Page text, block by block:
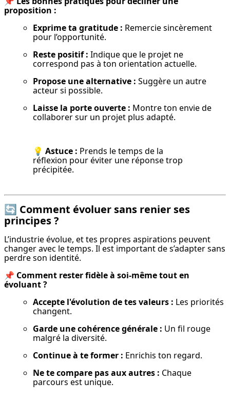
proposition :
Exprime ta gratitude : Remercie sincèrement
pour l’opportunité.
Reste positif : Indique que le projet ne
correspond pas à ton orientation actuelle.
Propose une alternative : Suggère un autre
acteur si possible.
Laisse la porte ouverte : Montre ton envie de
collaborer sur un projet plus adapté.
💡 Astuce : Prends le temps de la
réflexion pour éviter une réponse trop
précipitée.
🔄 Comment évoluer sans renier ses
principes ?
L’industrie évolue, et tes propres aspirations peuvent
changer avec le temps. Il est important de s’adapter sans
perdre son identité.
📌 Comment rester fidèle à soi-même tout en
évoluant ?
Accepte l'évolution de tes valeurs : Les priorités
changent.
Garde une cohérence générale : Un fil rouge
malgré la diversité.
Continue à te former : Enrichis ton regard.
Ne te compare pas aux autres : Chaque
parcours est unique.